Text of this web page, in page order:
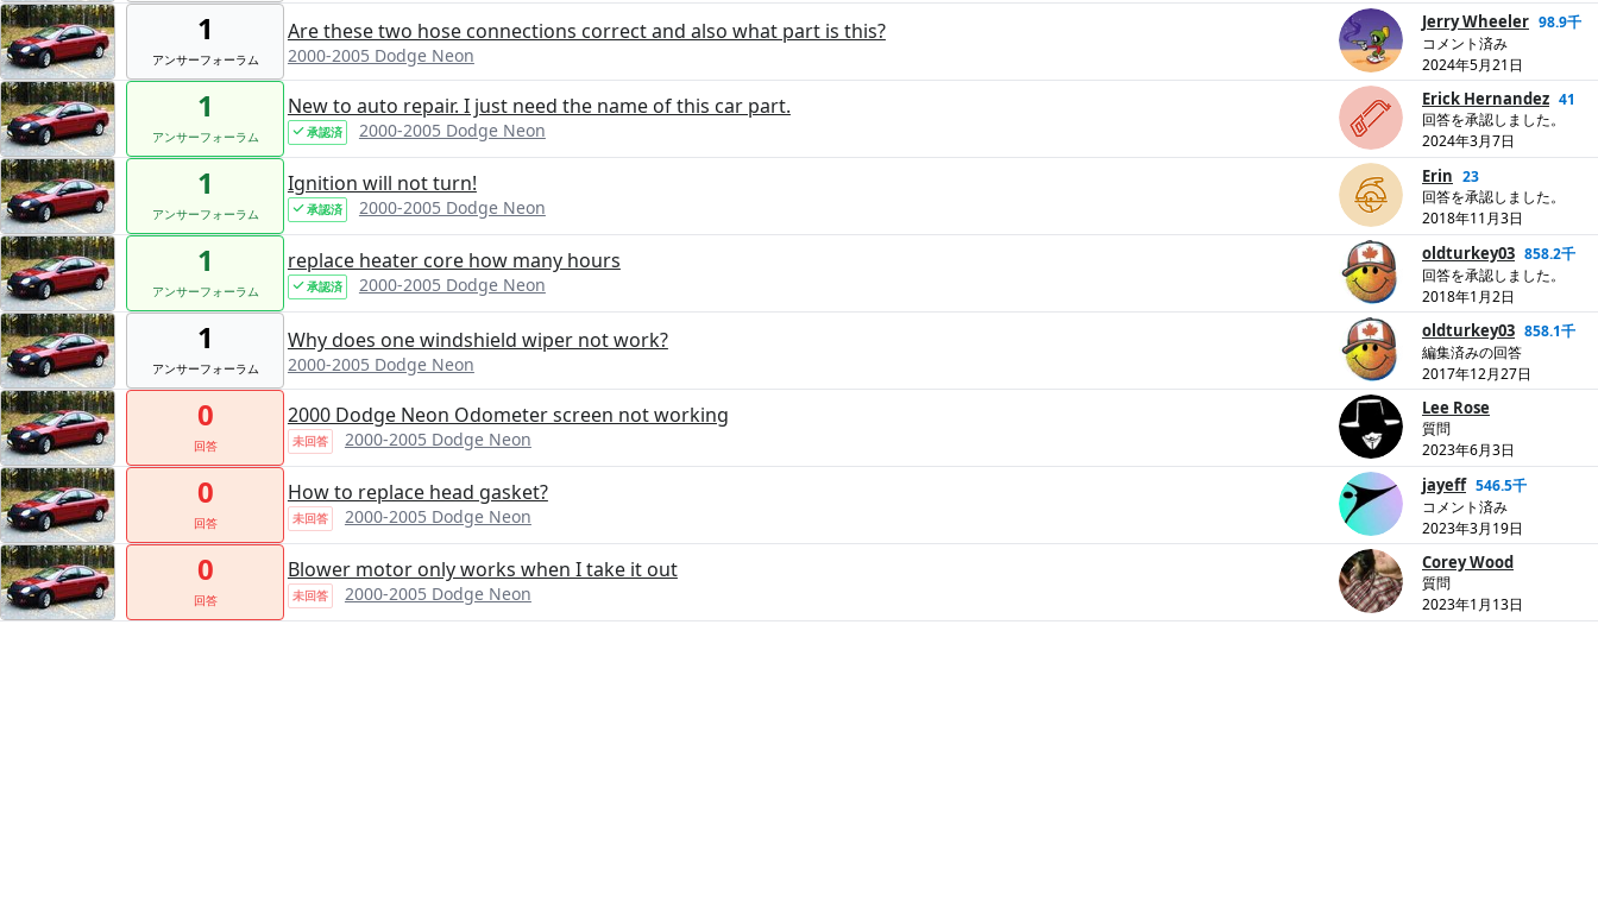
1
アンサーフォーラム
Are these two hose connections correct and also what part is this?
2000-2005 Dodge Neon
Jerry Wheeler 98.9千
コメント済み
2024年5月21日
1
アンサーフォーラム
New to auto repair. I just need the name of this car part.
承認済 2000-2005 Dodge Neon
Erick Hernandez 41
回答を承認しました。
2024年3月7日
1
アンサーフォーラム
Ignition will not turn!
承認済 2000-2005 Dodge Neon
Erin 23
回答を承認しました。
2018年11月3日
1
アンサーフォーラム
replace heater core how many hours
承認済 2000-2005 Dodge Neon
oldturkey03 858.2千
回答を承認しました。
2018年1月2日
1
アンサーフォーラム
Why does one windshield wiper not work?
2000-2005 Dodge Neon
oldturkey03 858.1千
編集済みの回答
2017年12月27日
0
回答
2000 Dodge Neon Odometer screen not working
未回答 2000-2005 Dodge Neon
Lee Rose
質問
2023年6月3日
0
回答
How to replace head gasket?
未回答 2000-2005 Dodge Neon
jayeff 546.5千
コメント済み
2023年3月19日
0
回答
Blower motor only works when I take it out
未回答 2000-2005 Dodge Neon
Corey Wood
質問
2023年1月13日